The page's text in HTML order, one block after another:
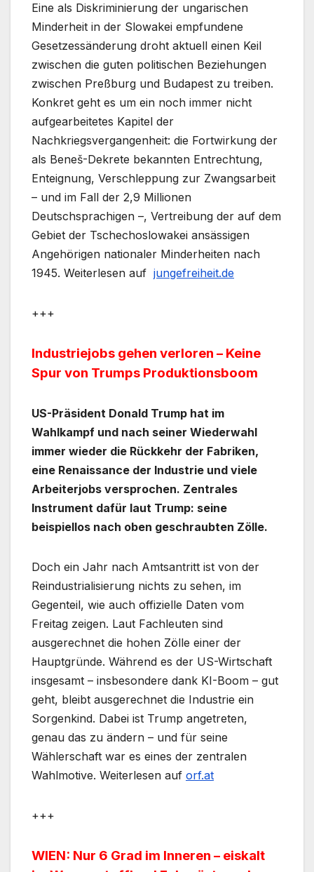
Eine als Diskriminierung der ungarischen
Minderheit in der Slowakei empfundene
Gesetzessänderung droht aktuell einen Keil
zwischen die guten politischen Beziehungen
zwischen Preßburg und Budapest zu treiben.
Konkret geht es um ein noch immer nicht
aufgearbeitetes Kapitel der
Nachkriegsvergangenheit: die Fortwirkung der
als Beneš-Dekrete bekannten Entrechtung,
Enteignung, Verschleppung zur Zwangsarbeit
– und im Fall der 2,9 Millionen
Deutschsprachigen –, Vertreibung der auf dem
Gebiet der Tschechoslowakei ansässigen
Angehörigen nationaler Minderheiten nach
1945. Weiterlesen auf jungefreiheit.de
+++
Industriejobs gehen verloren – Keine
Spur von Trumps Produktionsboom
US-Präsident Donald Trump hat im
Wahlkampf und nach seiner Wiederwahl
immer wieder die Rückkehr der Fabriken,
eine Renaissance der Industrie und viele
Arbeiterjobs versprochen. Zentrales
Instrument dafür laut Trump: seine
beispiellos nach oben geschraubten Zölle.
Doch ein Jahr nach Amtsantritt ist von der
Reindustrialisierung nichts zu sehen, im
Gegenteil, wie auch offizielle Daten vom
Freitag zeigen. Laut Fachleuten sind
ausgerechnet die hohen Zölle einer der
Hauptgründe. Während es der US-Wirtschaft
insgesamt – insbesondere dank KI-Boom – gut
geht, bleibt ausgerechnet die Industrie ein
Sorgenkind. Dabei ist Trump angetreten,
genau das zu ändern – und für seine
Wählerschaft war es eines der zentralen
Wahlmotive. Weiterlesen auf orf.at
+++
WIEN: Nur 6 Grad im Inneren – eiskalt